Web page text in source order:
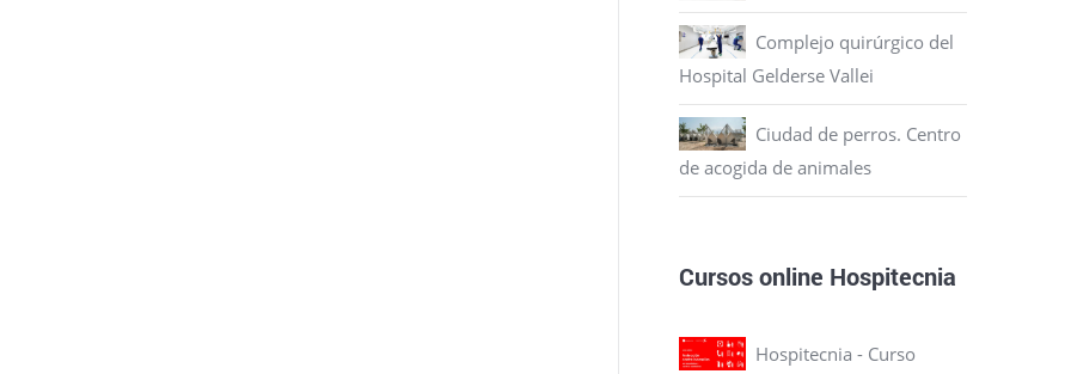
Complejo quirúrgico del
Hospital Gelderse Vallei
Ciudad de perros. Centro
de acogida de animales
Cursos online Hospitecnia
Hospitecnia - Curso